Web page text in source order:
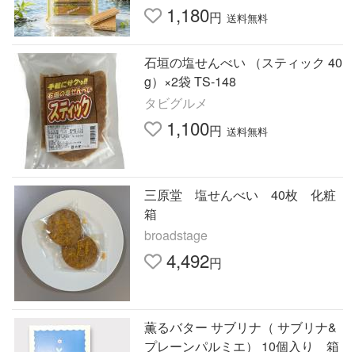
1,180円 送料無料
石垣の塩せんべい （スティック 40
g）×2袋 TS-148
タビグルメ
1,100円 送料無料
三原堂 塩せんべい 40枚 化粧
箱
broadstage
4,492円
薫るバター サブリナ（ サブリナ&
プレーンパルミエ） 10個入り 箱